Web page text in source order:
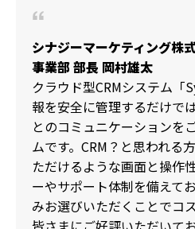
シナジーマーケティング株
事業部 部長 岡村雄太
クラウド型CRMシステム「
報を安全に管理するだけで
とのコミュニケーションを
ムです。CRM？と思われる
ただけるような画面と操作
ーやサポート体制を備えて
みお選びいただくことでコ